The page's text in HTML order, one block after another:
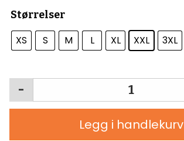
Størrelser
XS S M L XL XXL 3XL
-
Legg i handlekurv